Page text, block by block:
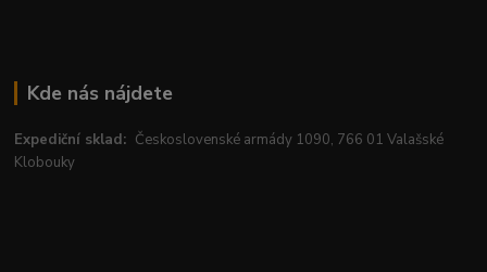
Kde nás nájdete
Expediční sklad: Československé armády 1090, 766 01 Valašské
Klobouky